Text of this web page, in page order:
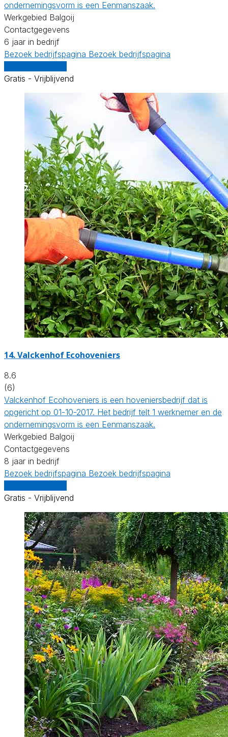
ondernemingsvorm is een Eenmanszaak.
Werkgebied Balgoij
Contactgegevens
6 jaar in bedrijf
Bezoek bedrijfspagina Bezoek bedrijfspagina
Gratis - Vrijblijvend
14.Valckenhof Ecohoveniers
8.6
(6)
Valckenhof Ecohoveniers is een hoveniersbedrijf dat is
opgericht op 01-10-2017. Het bedrijf telt 1 werknemer en de
ondernemingsvorm is een Eenmanszaak.
Werkgebied Balgoij
Contactgegevens
8 jaar in bedrijf
Bezoek bedrijfspagina Bezoek bedrijfspagina
Gratis - Vrijblijvend